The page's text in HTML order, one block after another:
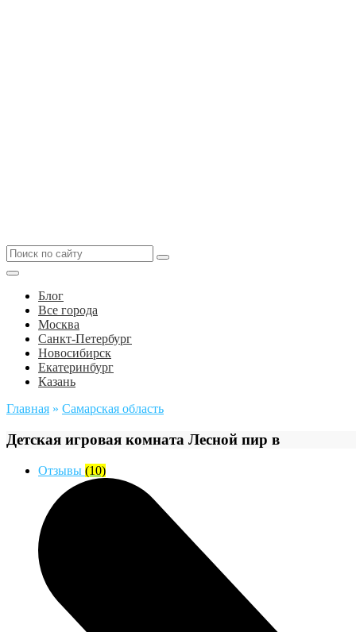
Блог
Все города
Москва
Санкт-Петербург
Новосибирск
Екатеринбург
Казань
Главная » Самарская область
Детская игровая комната Лесной пир в
Отзывы (10)